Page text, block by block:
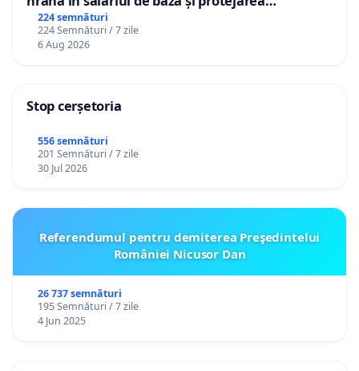
gradațiilor de vechime pentru asistenții
personali
224 semnături
224 Semnături / 7 zile
6 Aug 2026
Stop cerșetoria
556 semnături
201 Semnături / 7 zile
30 Jul 2026
Referendumul pentru demiterea Preşedintelui
României Nicusor Dan
26 737 semnături
195 Semnături / 7 zile
4 Jun 2025